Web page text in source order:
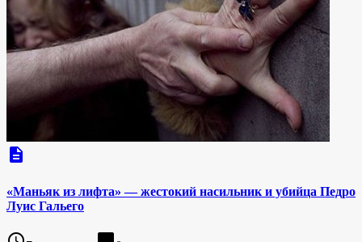
description
«Маньяк из лифта» — жестокий насильник и убийца Педро
Луис Гальего